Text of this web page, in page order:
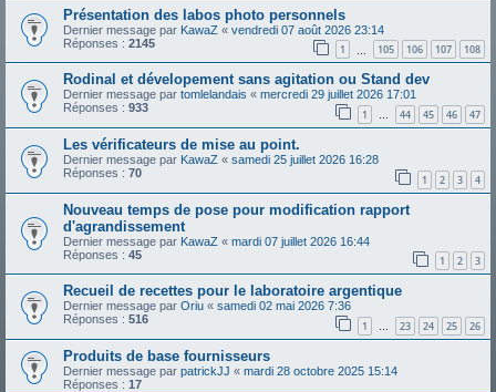
Présentation des labos photo personnels
Dernier message par KawaZ « vendredi 07 août 2026 23:14
Réponses : 2145 1 105 106 107 108
Rodinal et dévelopement sans agitation ou Stand dev
Dernier message par tomlelandais « mercredi 29 juillet 2026 17:01
Réponses : 933 1 … 44 45 46 47
Les vérificateurs de mise au point.
Dernier message par KawaZ « samedi 25 juillet 2026 16:28
Réponses : 70 1 2 3 4
Nouveau temps de pose pour modification rapport
d'agrandissement
Dernier message par KawaZ « mardi 07 juillet 2026 16:44
Réponses : 45 1 2 3
Recueil de recettes pour le laboratoire argentique
Dernier message par Oriu « samedi 02 mai 2026 7:36
Réponses : 516 1 … 23 24 25 26
Produits de base fournisseurs
Dernier message par patrickJJ « mardi 28 octobre 2025 15:14
Réponses : 17